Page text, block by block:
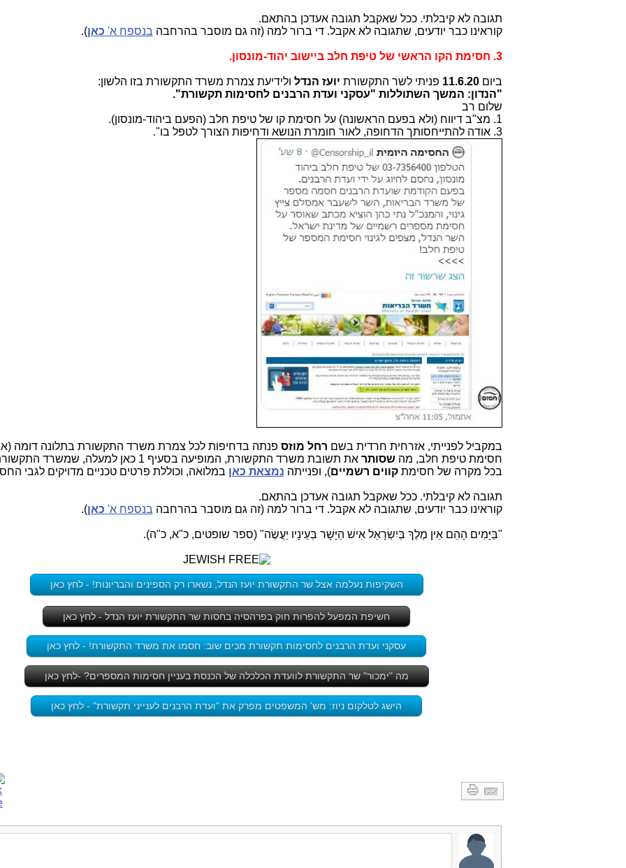
תגובה לא קיבלתי. ככל שאקבל תגובה אעדכן בהתאם.
קוראינו כבר יודעים, שתגובה לא אקבל. די ברור למה (זה גם מוסבר בהרחבה בנספח א' כאן).
3. חסימת הקו הראשי של טיפת חלב ביישוב יהוד-מונסון.
ביום11.6.20 פניתי לשר התקשורת יועז הנדל ולידיעת צמרת משרד התקשורת בזו הלשון:
"הנדון: המשך השתוללות "עסקני ועדת הרבנים לחסימות תקשורת".
שלום רב
1. מצ"ב דיווח (ולא בפעם הראשונה) על חסימת קו של טיפת חלב (הפעם ביהוד-מונסון).
3. אודה להתייחסותך הדחופה, לאור חומרת הנושא ודחיפות הצורך לטפל בו".
במקביל לפנייתי, אזרחית חרדית בשם רחל מוזס פנתה בדחיפות לכל צמרת משרד התקשורת בתלונה דומה
חסימת טיפת חלב, מהשסותראת תשובת משרד התקשורת, המופיעה בסעיף 1 כאן למעלה, שמשרד התקשורת
בכל מקרה של חסימתקווים רשמיים), ופנייתה נמצאת כאן במלואה, וכוללת פרטים טכניים מדויקים לגבי
תגובה לא קיבלתי. ככל שאקבל תגובה אעדכן בהתאם.
קוראינו כבר יודעים, שתגובה לא אקבל. די ברור למה (זה גם מוסבר בהרחבה בנספח א' כאן).
"בַּיָּמִים הָהֵם אֵין מֶלֶךְ בְּיִשְׂרָאֵל אִישׁ הַיָּשָׁר בְּעֵינָיו יַעֲשֶׂה" (ספר שופטים, כ"א, כ"ה).
השקיפות נעלמה אצל שר התקשורת יועז הנדל, נשארו רק הספינים והבריונות! - לחץ כאן
חשיפת המפעל להפרות חוק בפרהסיה בחסות שר התקשורת יועז הנדל - לחץ כאן
עסקני ועדת הרבנים לחסימות תקשורת מכים שוב: חסמו את משרד התקשורת! - לחץ כאן
מה "ימכור" שר התקשורת לוועדת הכלכלה של הכנסת בעניין חסימות המספרים? -לחץ כאן
הישג לטלקום ניוז: מש' המשפטים מפרק את "ועדת הרבנים לענייני תקשורת" - לחץ כאן